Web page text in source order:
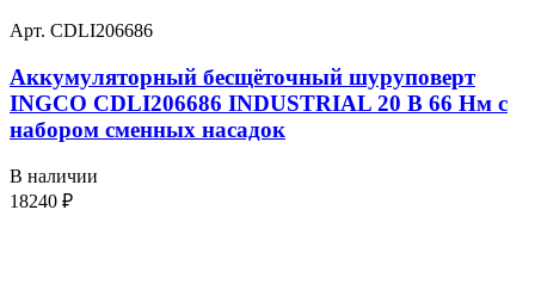
Арт. CDLI206686
Аккумуляторный бесщёточный шуруповерт
INGCO CDLI206686 INDUSTRIAL 20 В 66 Нм с
набором сменных насадок
В наличии
18240 ₽